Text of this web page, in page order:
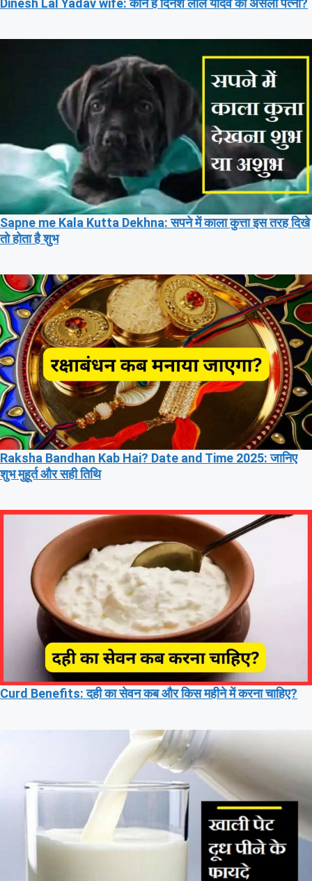
Sapne me Kala Kutta Dekhna: सपने में काला कुत्ता इस तरह दिखे
तो होता है शुभ
Raksha Bandhan Kab Hai? Date and Time 2025: जानिए
शुभ मुहूर्त और सही तिथि
Curd Benefits: दही का सेवन कब और किस महीने में करना चाहिए?